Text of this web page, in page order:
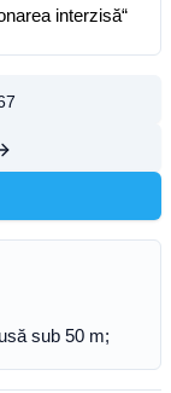
interzisă“
sub 50 m;